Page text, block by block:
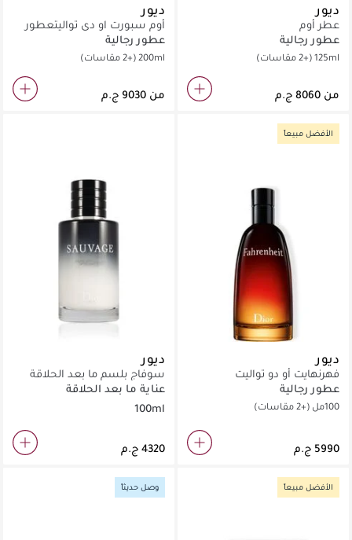
ديور
عطر أوم
عطور رجالية
125ml(+2 مقاسات)
من
ديور
أوم سبورت او دي تواليتعطور
عطور رجالية
200ml(+2 مقاسات)
من
الأفضل مبيعاً
ديور
فهرنهايت أو دو تواليت
عطور رجالية
100مل (+2 مقاسات)
ديور
سوفاج بلسم ما بعد الحلاقة
100 مل
عناية ما بعد الحلاقة
100ml
الأفضل مبيعاً وصل حديثاً